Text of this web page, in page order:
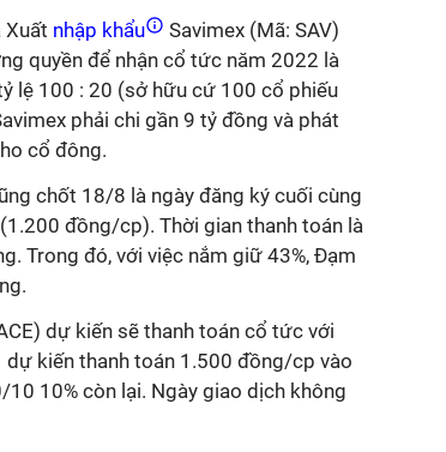
Xuất nhập khẩu
Savimex (Mã: SAV)
quyền để nhận cổ tức năm 2022 là
lệ 100 : 20 (sở hữu cứ 100 cổ phiếu
phải chi gần 9 tỷ đồng và phát
cổ đông.
chốt 18/8 là ngày đăng ký cuối cùng
đồng/cp). Thời gian thanh toán là
Trong đó, với việc nắm giữ 43%, Đạm
dự kiến sẽ thanh toán cổ tức với
kiến thanh toán 1.500 đồng/cp vào
10% còn lại. Ngày giao dịch không